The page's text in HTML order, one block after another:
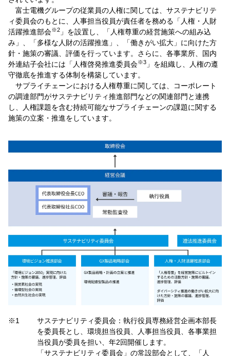
富士電機グループの従業員の人権に関しては、サステナビリテ
ィ委員会のもとに、人事担当役員が責任者を務める「人権・人財
活躍推進部会※2 」を設置し、「人権尊重の経営施策への組み込
み」、「多様な人財の活躍推進」、「働きがい拡大」に向けた方
針・施策の審議、評価を行っています。さらに、各事業所、国内
外連結子会社には「人権啓発推進委員会※3 」を組織し、人権の遵
守徹底を推進する体制を構築しています。
サプライチェーンにおける人権尊重に関しては、コーポレート
の調達部門がサステナビリティ推進部門などの関連部門と連携
し、人権課題を含む持続可能なサプライチェーンの課題に関する
施策の立案・推進をしています。
※1
サステナビリティ委員会：執行役員専務経営企画本部長
を委員長とし、環境担当役員、人事担当役員、各事業担
当役員が委員を担い、年2回開催します。
「サステナビリティ委員会」の常設部会として、「人